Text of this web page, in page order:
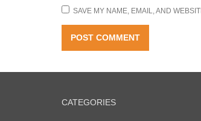
SAVE MY NAME, EMAIL, AND
CATEGORIES